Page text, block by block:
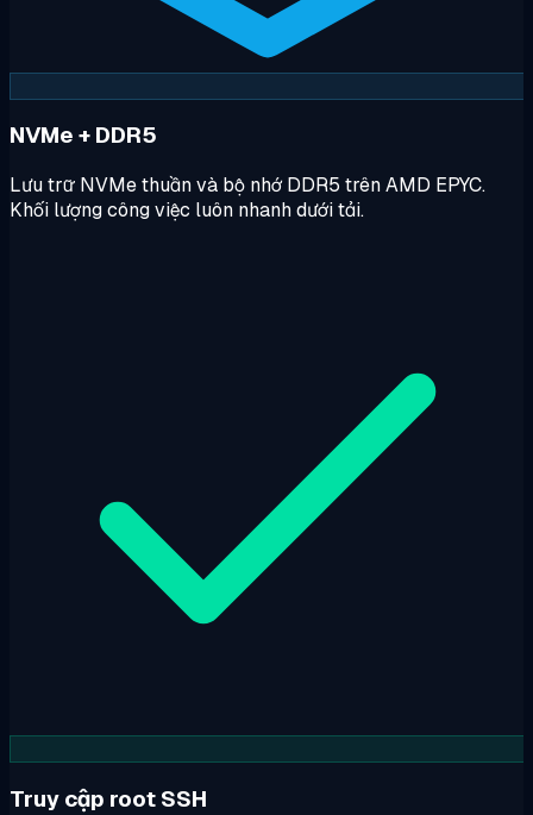
NVMe + DDR5
Lưu trữ NVMe thuần và bộ nhớ DDR5 trên AMD EPYC.
Khối lượng công việc luôn nhanh dưới tải.
Truy cập root SSH